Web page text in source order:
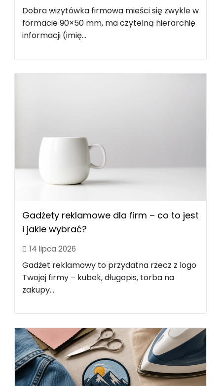
Dobra wizytówka firmowa mieści się zwykle w
formacie 90×50 mm, ma czytelną hierarchię
informacji (imię...
Gadżety reklamowe dla firm – co to jest
i jakie wybrać?
14 lipca 2026
Gadżet reklamowy to przydatna rzecz z logo
Twojej firmy – kubek, długopis, torba na
zakupy...